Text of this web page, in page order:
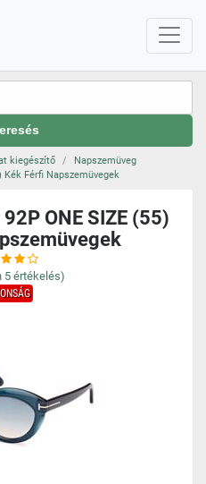
kiegészítő
Napszemüveg
Kék Férfi Napszemüvegek
ONE SIZE (55)
5 értékelés)